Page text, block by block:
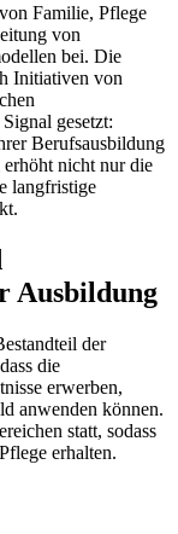
Familie, Pflege
von
bei. Die
Initiativen von
gesetzt:
Berufsausbildung
erhöht nicht nur die
langfristige
Ausbildung
der
die
erwerben,
anwenden können.
statt, sodass
erhalten.